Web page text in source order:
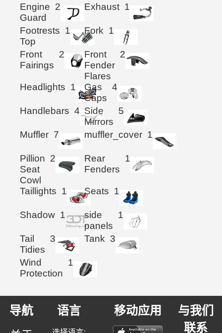
Engine
Guard
2 Exhaust 1
Footrests
Top
1 Fork 1
Front
Fairings
2
Front
Fender
Flares
2
Headlights 1
Gas
Caps
4
Handlebars 4 Side
Mirrors
5
Muffler 7 muffler_cover 1
Pillion
Seat
Cowl
2
Rear
Fenders
1
Taillights 1 Seats 1
Shadow 1
side
panels
1
Tail
Tidies
3 Tank 3
Wind
Protection
1
导航 语言 移动应用
与我们
联系